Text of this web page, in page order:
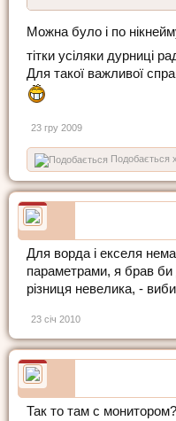
Можна було і по
тітки усіляки дурниці
Для такої важливої
23 гру 2009
Подобається x
Для ворда і екселя
параметрами, я брав
різниця невелика, -
23 січ 2010
Так то там с